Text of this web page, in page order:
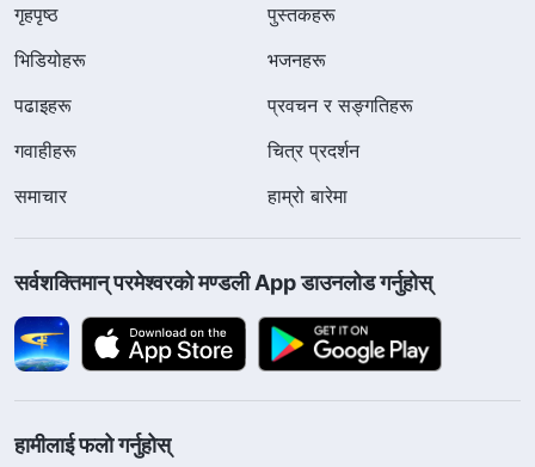
गृहपृष्ठ
पुस्तकहरू
भिडियोहरू
भजनहरू
पढाइहरू
प्रवचन र सङ्गतिहरू
गवाहीहरू
चित्र प्रदर्शन
समाचार
हाम्रो बारेमा
सर्वशक्तिमान्‌ परमेश्‍वरको मण्डली App डाउनलोड गर्नुहोस्
हामीलाई फलो गर्नुहोस्